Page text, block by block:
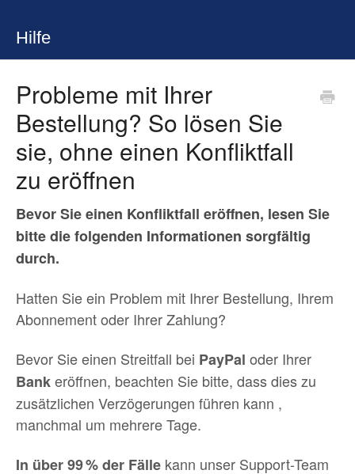
Hilfe
Probleme mit Ihrer
Bestellung? So lösen Sie
sie, ohne einen Konfliktfall
zu eröffnen
Bevor Sie einen Konfliktfall eröffnen, lesen Sie
bitte die folgenden Informationen sorgfältig
durch.
Hatten Sie ein Problem mit Ihrer Bestellung, Ihrem
Abonnement oder Ihrer Zahlung?
Bevor Sie einen Streitfall bei PayPal oder Ihrer
Bankeröffnen, beachten Sie bitte, dass dies zu
zusätzlichen Verzögerungen führen kann ,
manchmal um mehrere Tage.
In über 99 % der Fälle kann unser Support-Team